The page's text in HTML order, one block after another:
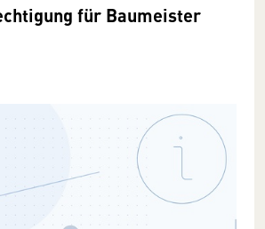
für Baumeister